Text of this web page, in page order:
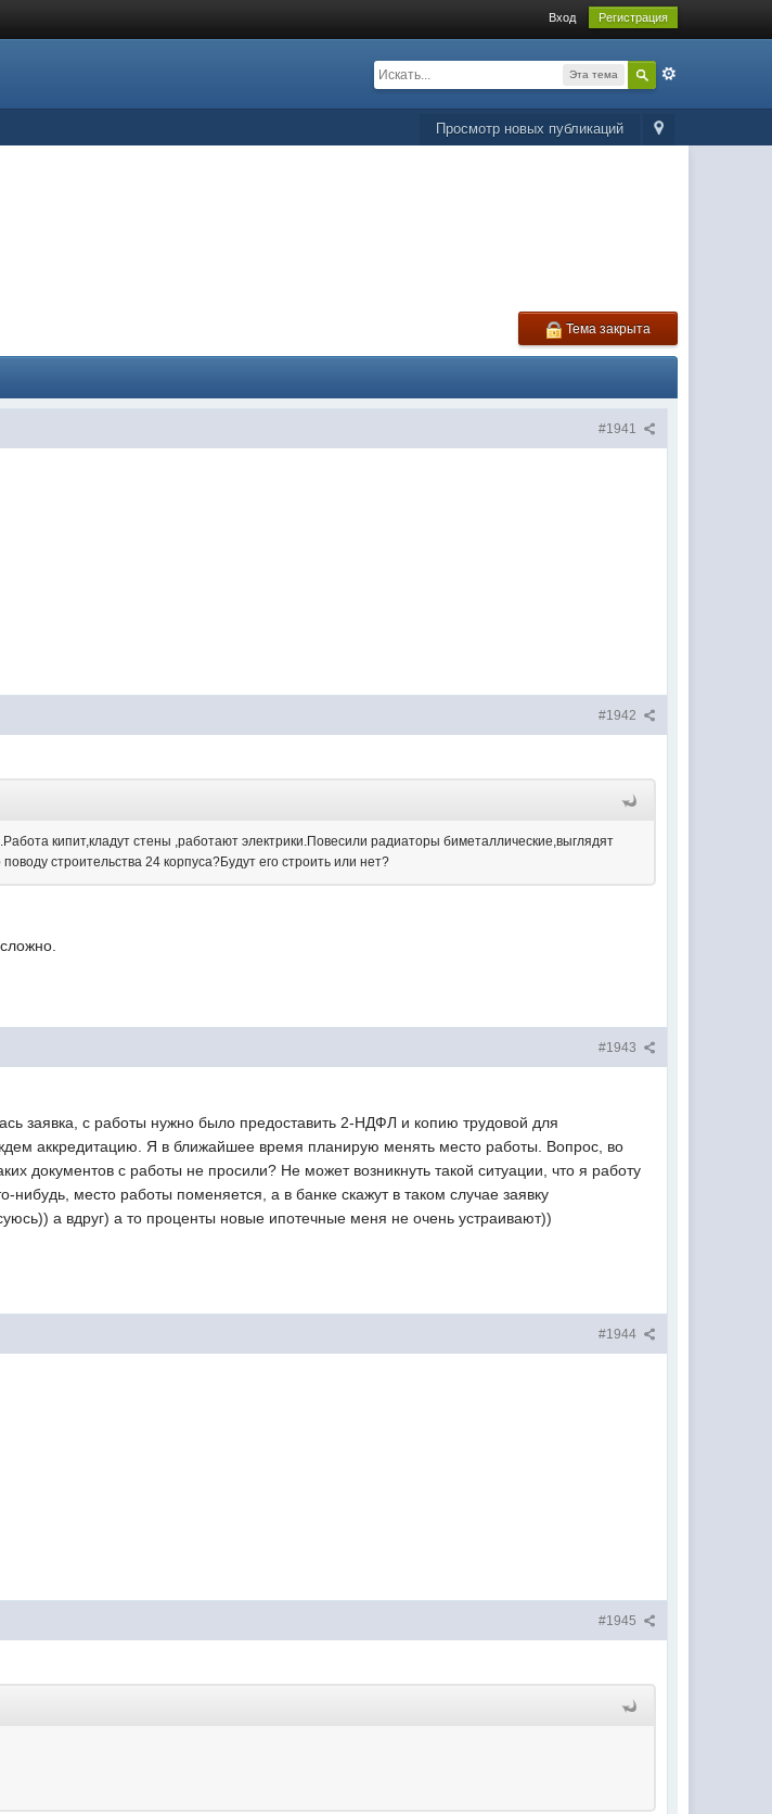
Вход Регистрация
Эта тема
Просмотр новых публикаций
Тема закрыта
#1941
#1942
кипит,кладут стены ,работают электрики.Повесили радиаторы биметаллические,выглядят
строительства 24 корпуса?Будут его строить или нет?
#1943
заявка, с работы нужно было предоставить 2-НДФЛ и копию трудовой для
аккредитацию. Я в ближайшее время планирую менять место работы. Вопрос, во
документов с работы не просили? Не может возникнуть такой ситуации, что я работу
место работы поменяется, а в банке скажут в таком случае заявку
а вдруг) а то проценты новые ипотечные меня не очень устраивают))
#1944
#1945